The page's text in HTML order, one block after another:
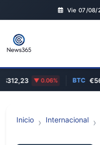
Vie 07/08/
0.06% BTC
Inicio Internacional